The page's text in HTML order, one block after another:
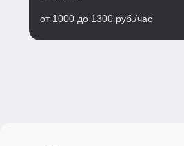
от 1000 до 1300 руб./час